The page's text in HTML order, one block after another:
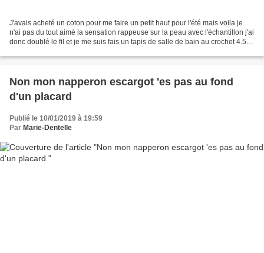
J'avais acheté un coton pour me faire un petit haut pour l'été mais voila je
n'ai pas du tout aimé la sensation rappeuse sur la peau avec l'échantillon j'ai
donc doublé le fil et je me suis fais un tapis de salle de bain au crochet 4.5
Non mon napperon escargot 'es pas au fond
d'un placard
Publié le 10/01/2019 à 19:59
Par Marie-Dentelle